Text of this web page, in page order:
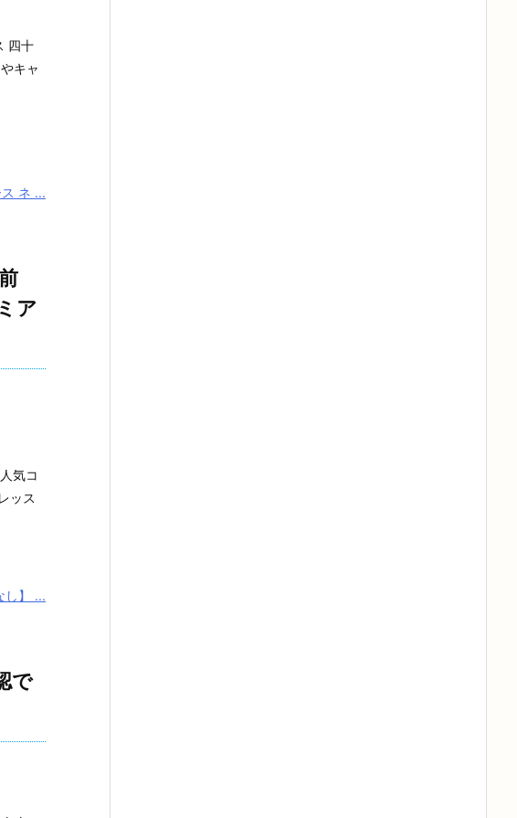
四十
キャ
ネ ...
ア
気コ
ッス
し】 ...
で